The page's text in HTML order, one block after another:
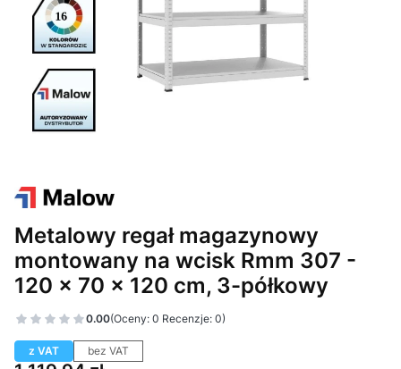
Metalowy regał magazynowy
montowany na wcisk Rmm 307 -
120 × 70 × 120 cm, 3-półkowy
0.00(Oceny: 0 Recenzje: 0)
z VAT bez VAT